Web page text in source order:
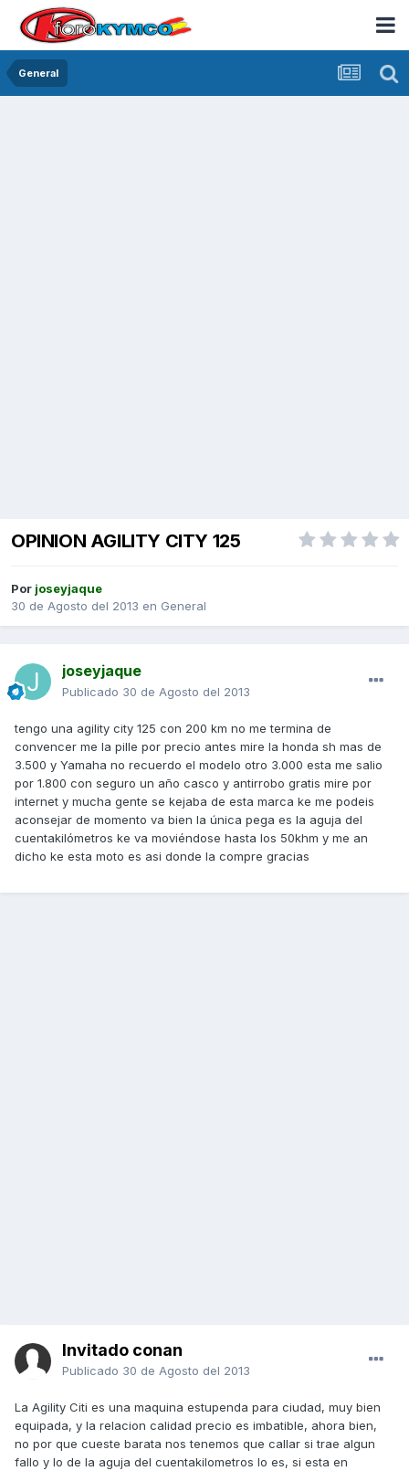
General
OPINION AGILITY CITY 125
Por joseyjaque
30 de Agosto del 2013 en General
joseyjaque
Publicado 30 de Agosto del 2013
tengo una agility city 125 con 200 km no me termina de
convencer me la pille por precio antes mire la honda sh mas de
3.500 y Yamaha no recuerdo el modelo otro 3.000 esta me salio
por 1.800 con seguro un año casco y antirrobo gratis mire por
internet y mucha gente se kejaba de esta marca ke me podeis
aconsejar de momento va bien la única pega es la aguja del
cuentakilómetros ke va moviéndose hasta los 50khm y me an
dicho ke esta moto es asi donde la compre gracias
Invitado conan
Publicado 30 de Agosto del 2013
La Agility Citi es una maquina estupenda para ciudad, muy bien
equipada, y la relacion calidad precio es imbatible, ahora bien,
no por que cueste barata nos tenemos que callar si trae algun
fallo y lo de la aguja del cuentakilometros lo es, si esta en